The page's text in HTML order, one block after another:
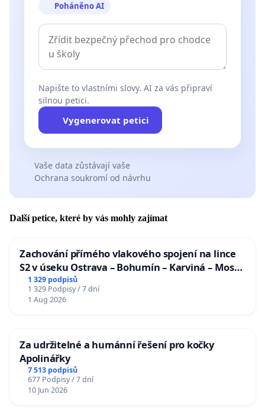
Poháněno AI
Napište to vlastními slovy. AI za vás připraví
silnou petici.
Vygenerovat petici
Vaše data zůstávají vaše
Ochrana soukromí od návrhu
Další petice, které by vás mohly zajímat
Zachování přímého vlakového spojení na lince
S2 v úseku Ostrava – Bohumín – Karviná – Mosty
u Jablunkova
1 329 podpisů
1 329 Podpisy / 7 dní
1 Aug 2026
Za udržitelné a humánní řešení pro kočky
Apolinářky
7 513 podpisů
677 Podpisy / 7 dní
10 Jun 2026